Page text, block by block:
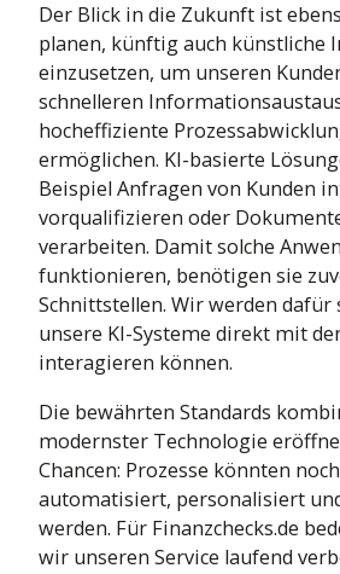
Der Blick in die Zukunft ist
planen, künftig auch künstliche
einzusetzen, um unseren
schnelleren
hocheffiziente
ermöglichen. KI-basierte
Beispiel Anfragen von Kunden
vorqualifizieren oder
verarbeiten. Damit solche
funktionieren, benötigen sie
Schnittstellen. Wir werden dafür
unsere KI-Systeme direkt mit
interagieren können.
Die bewährten Standards
modernster Technologie
Chancen: Prozesse könnten
automatisiert, personalisiert
werden. Für Finanzchecks.de
wir unseren Service laufend